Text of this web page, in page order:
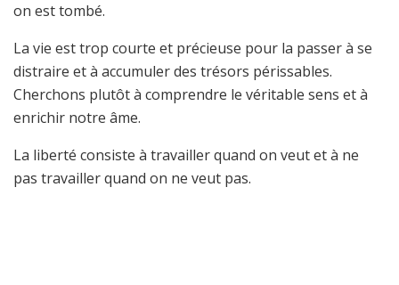
on est tombé.
La vie est trop courte et précieuse pour la passer à se
distraire et à accumuler des trésors périssables.
Cherchons plutôt à comprendre le véritable sens et à
enrichir notre âme.
La liberté consiste à travailler quand on veut et à ne
pas travailler quand on ne veut pas.